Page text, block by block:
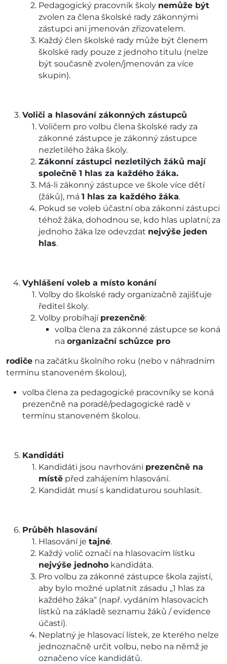
Pedagogický pracovník školy nemůže být
zvolen za člena školské rady zákonnými
zástupci ani jmenován zřizovatelem.
Každý člen školské rady může být členem
školské rady pouze z jednoho titulu (nelze
být současně zvolen/jmenován za více
skupin).
Voliči a hlasování zákonných zástupců
Voličem pro volbu člena školské rady za
zákonné zástupce je zákonný zástupce
nezletilého žáka školy.
Zákonní zástupci nezletilých žáků mají
společně 1 hlas za každého žáka.
Má-li zákonný zástupce ve škole více dětí
(žáků), má 1 hlas za každého žáka.
Pokud se voleb účastní oba zákonní zástupci
téhož žáka, dohodnou se, kdo hlas uplatní; za
jednoho žáka lze odevzdat nejvýše jeden
hlas.
Vyhlášení voleb a místo konání
Volby do školské rady organizačně zajišťuje
ředitel školy.
Volby probíhají prezenčně:
volba člena za zákonné zástupce se koná
na organizační schůzce pro
rodiče na začátku školního roku (nebo v náhradním
termínu stanoveném školou),
volba člena za pedagogické pracovníky se koná
prezenčně na poradě/pedagogické radě v
termínu stanoveném školou.
Kandidáti
Kandidáti jsou navrhováni prezenčně na
místě před zahájením hlasování.
Kandidát musí s kandidaturou souhlasit.
Průběh hlasování
Hlasování je tajné.
Každý volič označí na hlasovacím lístku
nejvýše jednoho kandidáta.
Pro volbu za zákonné zástupce škola zajistí,
aby bylo možné uplatnit zásadu „1 hlas za
každého žáka“ (např. vydáním hlasovacích
lístků na základě seznamu žáků / evidence
účasti).
Neplatný je hlasovací lístek, ze kterého nelze
jednoznačně určit volbu, nebo na němž je
označeno více kandidátů.